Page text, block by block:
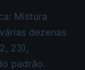
Mistura
dezenas
23),
padrão.